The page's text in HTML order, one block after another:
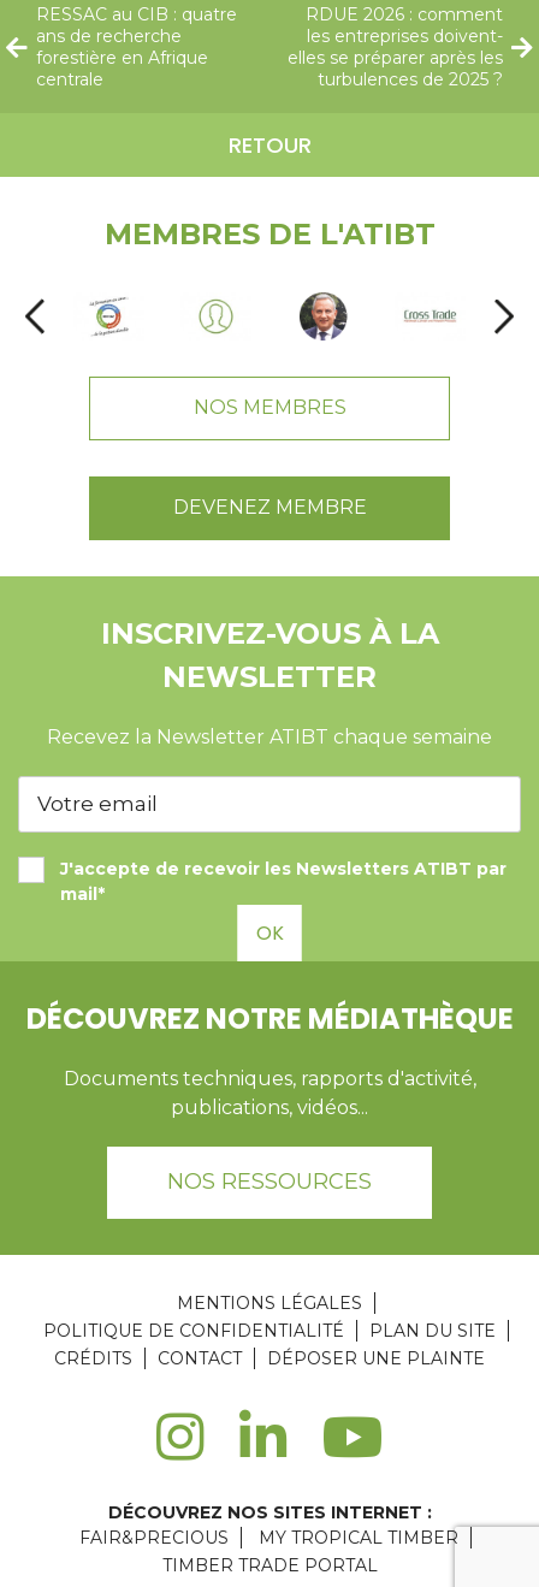
RESSAC au CIB : quatre
ans de recherche
forestière en Afrique
centrale
RETOUR
RDUE 2026 : comment
les entreprises doivent-
elles se préparer après les
turbulences de 2025 ?
MEMBRES DE L'ATIBT
NOS MEMBRES
DEVENEZ MEMBRE
INSCRIVEZ-VOUS À LA
NEWSLETTER
Recevez la Newsletter ATIBT chaque semaine
J'accepte de recevoir les Newsletters ATIBT par
mail*
OK
DÉCOUVREZ NOTRE MÉDIATHÈQUE
Documents techniques, rapports d'activité,
publications, vidéos...
NOS RESSOURCES
MENTIONS LÉGALES
POLITIQUE DE CONFIDENTIALITÉ
PLAN DU SITE
CRÉDITS
CONTACT DÉPOSER UNE PLAINTE
DÉCOUVREZ NOS SITES INTERNET :
FAIR&PRECIOUS
MY TROPICAL TIMBER
TIMBER TRADE PORTAL